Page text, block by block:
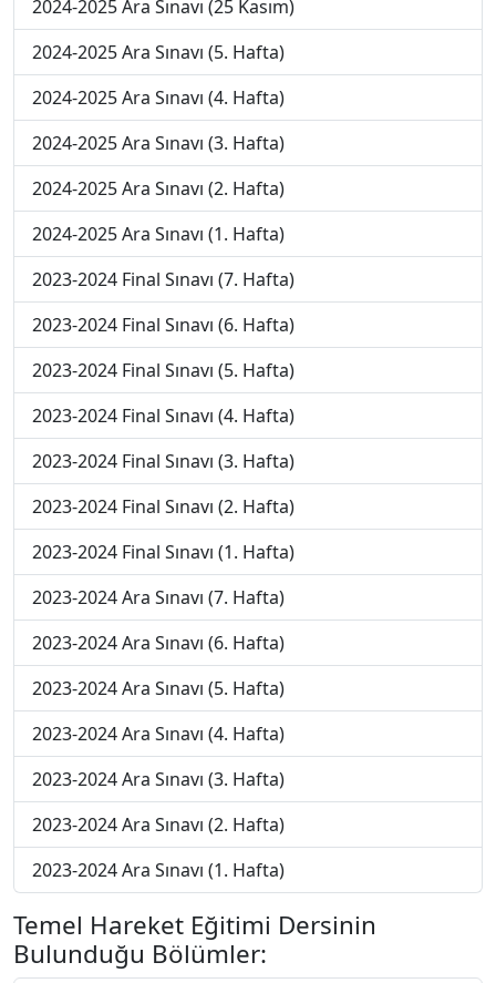
2024-2025 Ara Sınavı (25 Kasım)
2024-2025 Ara Sınavı (5. Hafta)
2024-2025 Ara Sınavı (4. Hafta)
2024-2025 Ara Sınavı (3. Hafta)
2024-2025 Ara Sınavı (2. Hafta)
2024-2025 Ara Sınavı (1. Hafta)
2023-2024 Final Sınavı (7. Hafta)
2023-2024 Final Sınavı (6. Hafta)
2023-2024 Final Sınavı (5. Hafta)
2023-2024 Final Sınavı (4. Hafta)
2023-2024 Final Sınavı (3. Hafta)
2023-2024 Final Sınavı (2. Hafta)
2023-2024 Final Sınavı (1. Hafta)
2023-2024 Ara Sınavı (7. Hafta)
2023-2024 Ara Sınavı (6. Hafta)
2023-2024 Ara Sınavı (5. Hafta)
2023-2024 Ara Sınavı (4. Hafta)
2023-2024 Ara Sınavı (3. Hafta)
2023-2024 Ara Sınavı (2. Hafta)
2023-2024 Ara Sınavı (1. Hafta)
Temel Hareket Eğitimi Dersinin
Bulunduğu Bölümler: